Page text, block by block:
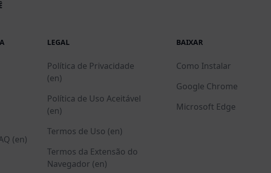
(en)
LEGAL
Política de Privacidade
(en)
Política de Uso Aceitável
(en)
Termos de Uso (en)
Termos da Extensão do
Navegador (en)
BAIXAR
Como Instalar
Google Chrome
Microsoft Edge